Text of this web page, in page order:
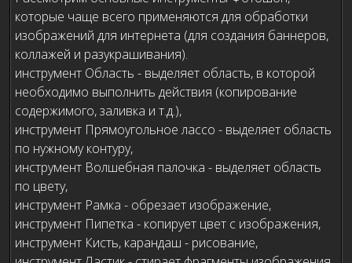
которые чаще всего применяются для обработки
изображений для интернета (для создания баннеров,
коллажей и разукрашивания).
инструмент Область - выделяет область, в которой
необходимо выполнить действия (копирование
содержимого, заливка и т.д.),
инструмент Прямоугольное лассо - выделяет область
по нужному контуру,
инструмент Волшебная палочка - выделяет область
по цвету,
инструмент Рамка - обрезает изображение,
инструмент Пипетка - копирует цвет с изображения,
инструмент Кисть, карандаш - рисование,